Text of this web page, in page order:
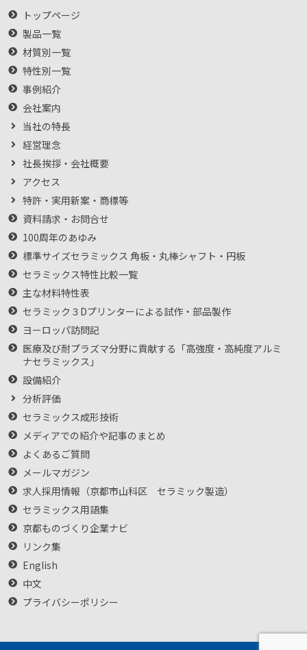
トップページ
製品一覧
材質別一覧
特性別一覧
事例紹介
会社案内
当社の特長
経営理念
社長挨拶・会社概要
アクセス
特許・実用新案・商標等
資料請求・お問合せ
100周年のあゆみ
標準サイズセラミックス 角板・丸棒シャフト・円板
セラミックス特性比較一覧
主な材料特性表
セラミック３Dプリンターによる試作・部品製作
ヨーロッパ訪問記
医療及び耐プラズマ分野に貢献する「高強度・高純度アルミ
ナセラミックス」
設備紹介
分析評価
セラミックス成形技術
メディアでの紹介や記事のまとめ
よくあるご質問
メールマガジン
求人採用情報（京都市山科区 セラミック製造）
セラミックス用語集
京都ものづくり企業ナビ
リンク集
English
中文
プライバシーポリシー